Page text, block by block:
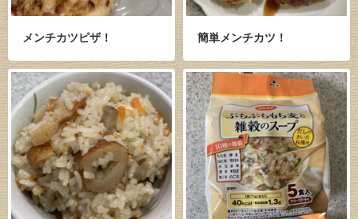
メンチカツピザ！ 簡単メンチカツ！